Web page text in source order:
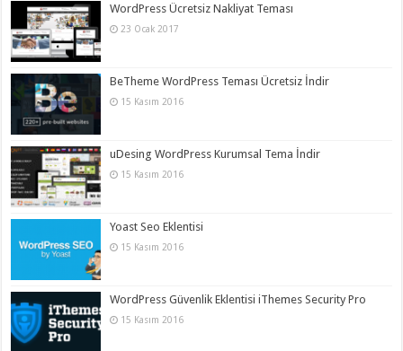
WordPress Ücretsiz Nakliyat Teması
23 Ocak 2017
BeTheme WordPress Teması Ücretsiz İndir
15 Kasım 2016
uDesing WordPress Kurumsal Tema İndir
15 Kasım 2016
Yoast Seo Eklentisi
15 Kasım 2016
WordPress Güvenlik Eklentisi iThemes Security Pro
15 Kasım 2016